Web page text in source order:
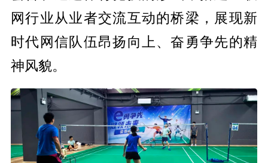
网行业从业者交流互动的桥梁，展现新
时代网信队伍昂扬向上、奋勇争先的精
神风貌。